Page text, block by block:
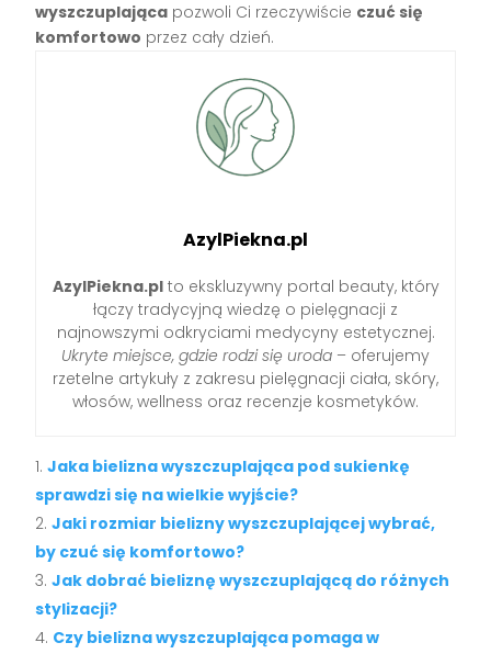
wyszczuplająca pozwoli Ci rzeczywiście czuć się
komfortowo przez cały dzień.
AzylPiekna.pl
AzylPiekna.plto ekskluzywny portal beauty, który
łączy tradycyjną wiedzę o pielęgnacji z
najnowszymi odkryciami medycyny estetycznej.
Ukryte miejsce, gdzie rodzi się uroda – oferujemy
rzetelne artykuły z zakresu pielęgnacji ciała, skóry,
włosów, wellness oraz recenzje kosmetyków.
Jaka bielizna wyszczuplająca pod sukienkę
sprawdzi się na wielkie wyjście?
Jaki rozmiar bielizny wyszczuplającej wybrać,
by czuć się komfortowo?
Jak dobrać bieliznę wyszczuplającą do różnych
stylizacji?
Czy bielizna wyszczuplająca pomaga w